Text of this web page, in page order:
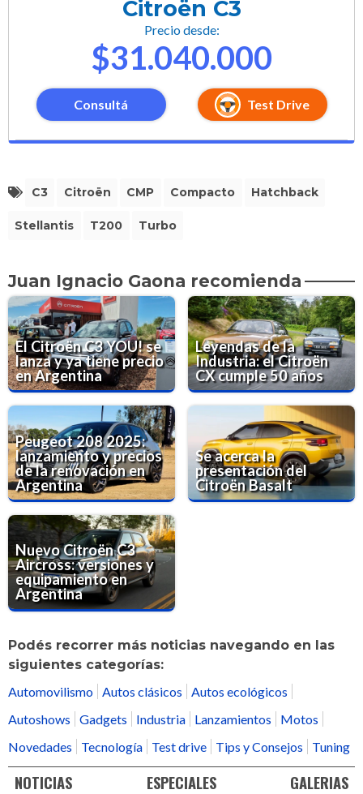
Citroën C3
Precio desde:
$31.040.000
Consultá Test Drive
C3 Citroën CMP Compacto Hatchback
Stellantis T200 Turbo
Juan Ignacio Gaona recomienda
El Citroën C3 YOU! se
lanza y ya tiene precio
en Argentina
Leyendas de la
Industria: el Citroën
CX cumple 50 años
Peugeot 208 2025:
lanzamiento y precios
de la renovación en
Argentina
Se acerca la
presentación del
Citroën Basalt
Nuevo Citroën C3
Aircross: versiones y
equipamiento en
Argentina
Podés recorrer más noticias navegando en las
siguientes categorías:
Automovilismo
Autos clásicos
Autos ecológicos
Autoshows
Gadgets Industria Lanzamientos
Motos
Novedades
Tecnología Test drive Tips y Consejos Tuning
NOTICIAS ESPECIALES GALERIAS